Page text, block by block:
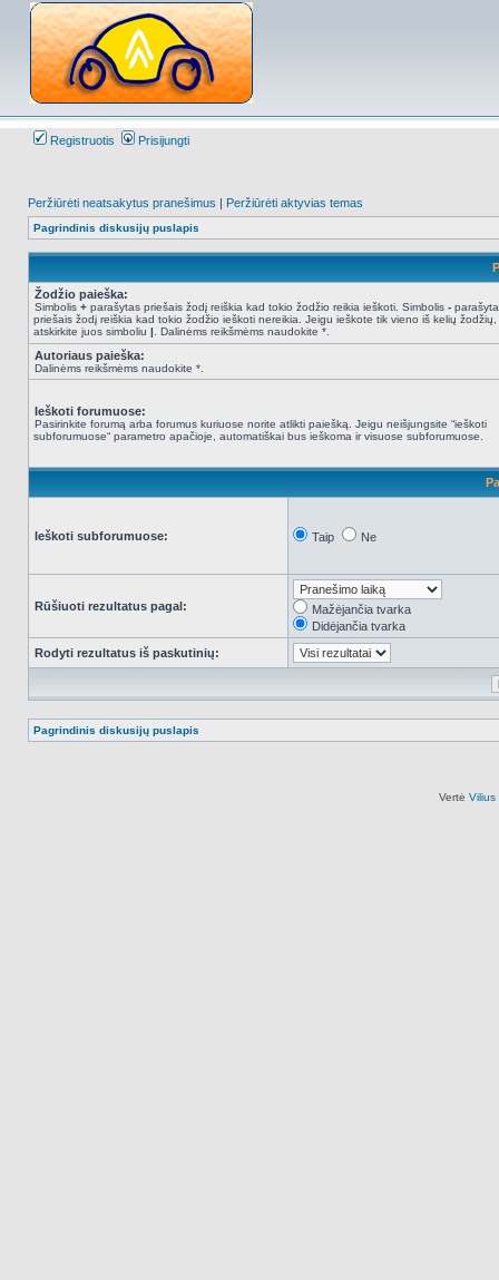
Registruotis Prisijungti
Peržiūrėti neatsakytus pranešimus | Peržiūrėti aktyvias temas
Pagrindinis diskusijų puslapis
Žodžio paieška:
Simbolis + parašytas priešais žodį reiškia kad tokio žodžio reikia ieškoti. Simbolis -
priešais žodį reiškia kad tokio žodžio ieškoti nereikia. Jeigu ieškote tik vieno iš kelių žodžių,
atskirkite juos simboliu | . Dalinėms reikšmėms naudokite *.
Autoriaus paieška:
Dalinėms reikšmėms naudokite *.
Ieškoti forumuose:
Pasirinkite forumą arba forumus kuriuose norite atlikti paiešką. Jeigu neišjungsite “ieškoti
subforumuose“ parametro apačioje, automatiškai bus ieškoma ir visuose subforumuose.
Ieškoti subforumuose: Taip Ne
Rūšiuoti rezultatus pagal:
Mažėjančia tvarka
Didėjančia tvarka
Rodyti rezultatus iš paskutinių:
Pagrindinis diskusijų puslapis
Vertė Vilius